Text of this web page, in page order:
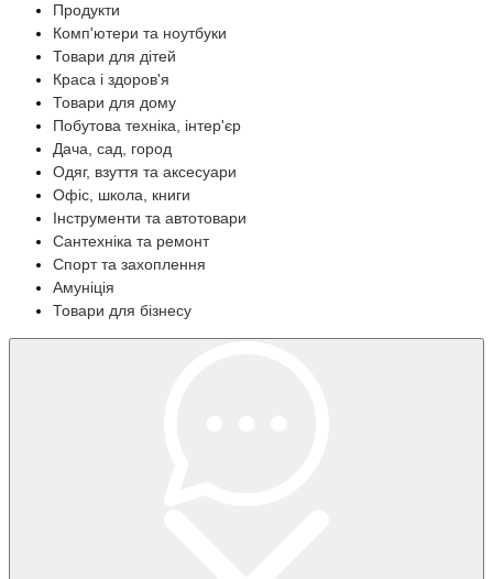
Продукти
Комп'ютери та ноутбуки
Товари для дітей
Краса і здоров'я
Товари для дому
Побутова техніка, інтер'єр
Дача, сад, город
Одяг, взуття та аксесуари
Офіс, школа, книги
Інструменти та автотовари
Сантехніка та ремонт
Спорт та захоплення
Амуніція
Товари для бізнесу